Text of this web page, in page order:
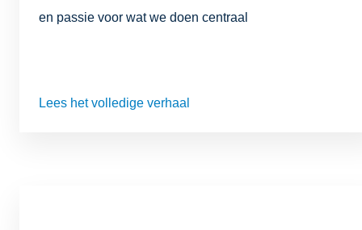
en passie voor wat we doen centraal
Lees het volledige verhaal